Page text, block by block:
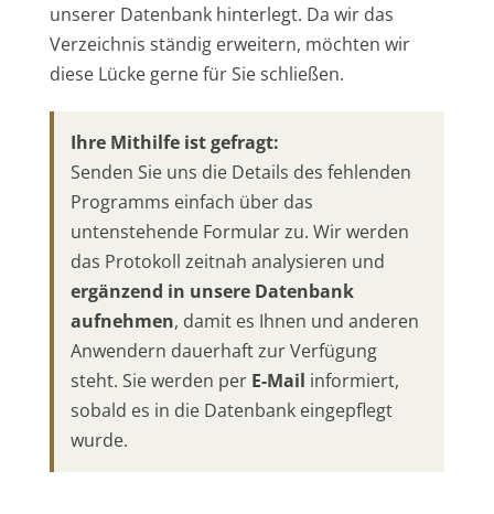
unserer Datenbank hinterlegt. Da wir das
Verzeichnis ständig erweitern, möchten wir
diese Lücke gerne für Sie schließen.
Ihre Mithilfe ist gefragt:
Senden Sie uns die Details des fehlenden
Programms einfach über das
untenstehende Formular zu. Wir werden
das Protokoll zeitnah analysieren und
ergänzend in unsere Datenbank
aufnehmen, damit es Ihnen und anderen
Anwendern dauerhaft zur Verfügung
steht. Sie werden per E-Mail informiert,
sobald es in die Datenbank eingepflegt
wurde.